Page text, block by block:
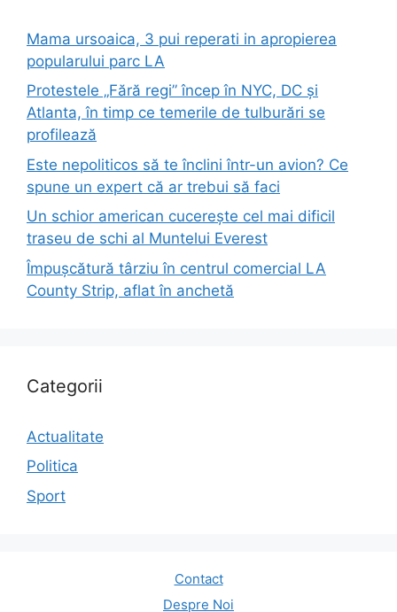
Mama ursoaica, 3 pui reperati in apropierea
popularului parc LA
Protestele „Fără regi” încep în NYC, DC și
Atlanta, în timp ce temerile de tulburări se
profilează
Este nepoliticos să te înclini într-un avion? Ce
spune un expert că ar trebui să faci
Un schior american cucerește cel mai dificil
traseu de schi al Muntelui Everest
Împușcătură târziu în centrul comercial LA
County Strip, aflat în anchetă
Categorii
Actualitate
Politica
Sport
Contact
Despre Noi